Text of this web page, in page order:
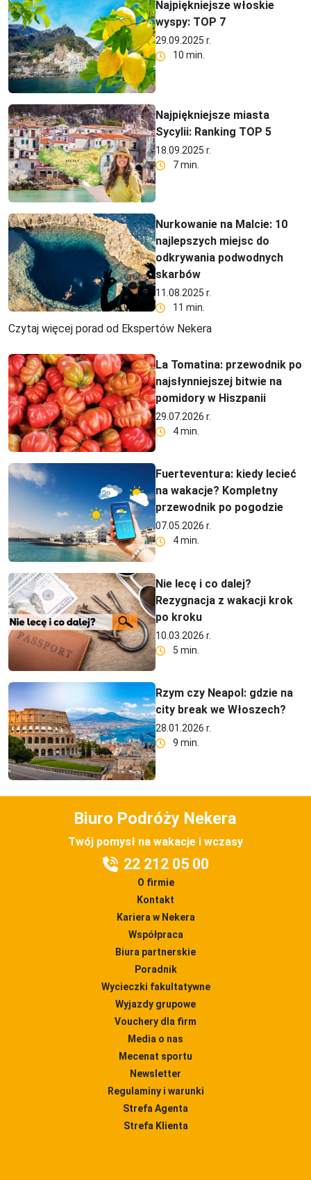
Najpiękniejsze włoskie
wyspy: TOP 7
29.09.2025 r.
10 min.
Najpiękniejsze miasta
Sycylii: Ranking TOP 5
18.09.2025 r.
7 min.
Nurkowanie na Malcie: 10
najlepszych miejsc do
odkrywania podwodnych
skarbów
11.08.2025 r.
11 min.
Czytaj więcej porad od Ekspertów Nekera
La Tomatina: przewodnik po
najsłynniejszej bitwie na
pomidory w Hiszpanii
29.07.2026 r.
4 min.
Fuerteventura: kiedy lecieć
na wakacje? Kompletny
przewodnik po pogodzie
07.05.2026 r.
4 min.
Nie lecę i co dalej?
Rezygnacja z wakacji krok
po kroku
10.03.2026 r.
5 min.
Rzym czy Neapol: gdzie na
city break we Włoszech?
28.01.2026 r.
9 min.
Biuro Podróży Nekera
Twój pomysł na wakacje i wczasy
22 212 05 00
O firmie
Kontakt
Kariera w Nekera
Współpraca
Biura partnerskie
Poradnik
Wycieczki fakultatywne
Wyjazdy grupowe
Vouchery dla firm
Media o nas
Mecenat sportu
Newsletter
Regulaminy i warunki
Strefa Agenta
Strefa Klienta